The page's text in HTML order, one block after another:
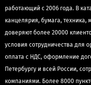
работающий с 2006 года. В
канцелярия, бумага,
доверяют более 20000
условия сотрудничества для
оплата с НДС, оформление
Петербургу и всей России,
компаниями. Более 8000